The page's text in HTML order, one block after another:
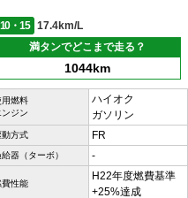
10・15
17.4km/L
満タンでどこまで走る？
1044km
用燃料
ンジン
ハイオク
ガソリン
動方式 FR
器（ターボ） -
費性能
H22年度燃費基準
+25%達成